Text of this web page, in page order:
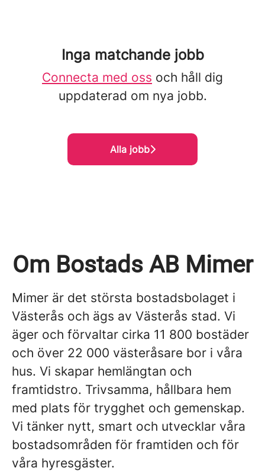
Inga matchande jobb
Connecta med oss och håll dig
uppdaterad om nya jobb.
Alla jobb
Om Bostads AB Mimer
Mimer är det största bostadsbolaget i
Västerås och ägs av Västerås stad. Vi
äger och förvaltar cirka 11 800 bostäder
och över 22 000 västeråsare bor i våra
hus. Vi skapar hemlängtan och
framtidstro. Trivsamma, hållbara hem
med plats för trygghet och gemenskap.
Vi tänker nytt, smart och utvecklar våra
bostadsområden för framtiden och för
våra hyresgäster.